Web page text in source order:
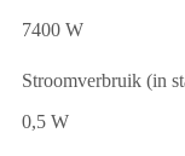
7400 W
Stroomverbruik (in
0,5 W